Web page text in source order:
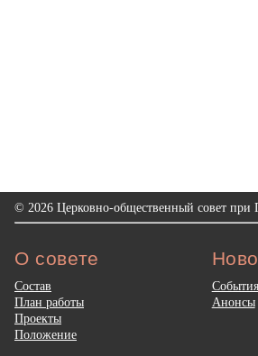
© 2026 Церковно-общественный совет при
О совете
Состав
План работы
Проекты
Положение
События
Анонсы